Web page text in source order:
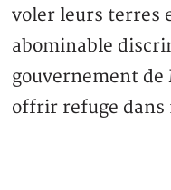
voler leurs terres
abominable
gouvernement
offrir refuge dans